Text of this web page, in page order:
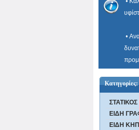
•
ΕΙΔΗ
ΕΙΔΗ